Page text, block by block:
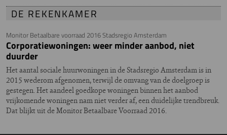
DE REKENKAMER
Monitor Betaalbare voorraad 2016 Stadsregio Amsterdam
Corporatiewoningen: weer minder aanbod, niet
duurder
Het aantal sociale huurwoningen in de Stadsregio Amsterdam is in
2015 wederom afgenomen, terwijl de omvang van de doelgroep is
gestegen. Het aandeel goedkope woningen binnen het aanbod
vrijkomende woningen nam niet verder af, een duidelijke trendbreuk.
Dat blijkt uit de Monitor Betaalbare Voorraad 2016.